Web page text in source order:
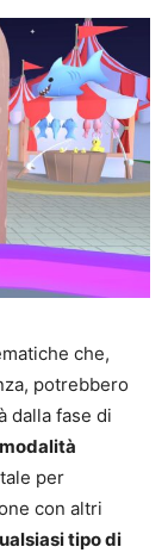
che,
potrebbero
dalla fase di
per
con altri
tipo di